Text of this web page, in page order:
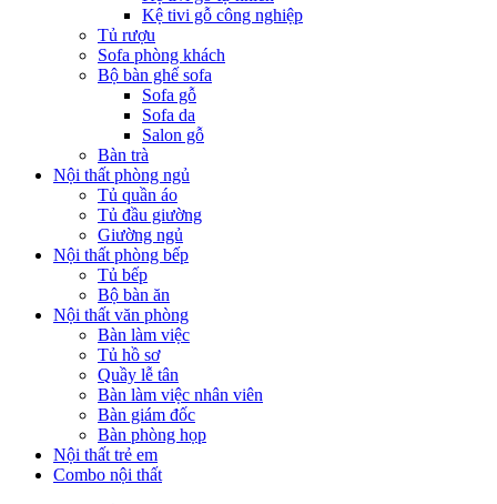
Kệ tivi gỗ công nghiệp
Tủ rượu
Sofa phòng khách
Bộ bàn ghế sofa
Sofa gỗ
Sofa da
Salon gỗ
Bàn trà
Nội thất phòng ngủ
Tủ quần áo
Tủ đầu giường
Giường ngủ
Nội thất phòng bếp
Tủ bếp
Bộ bàn ăn
Nội thất văn phòng
Bàn làm việc
Tủ hồ sơ
Quầy lễ tân
Bàn làm việc nhân viên
Bàn giám đốc
Bàn phòng họp
Nội thất trẻ em
Combo nội thất